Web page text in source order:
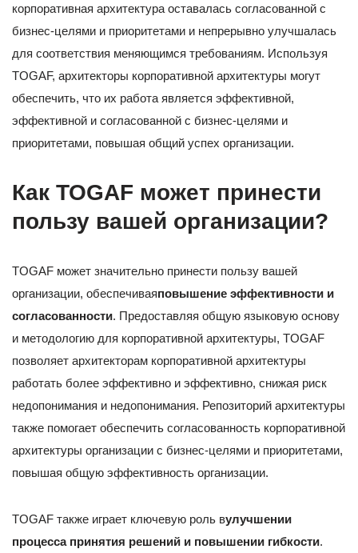
корпоративная архитектура оставалась согласованной с
бизнес-целями и приоритетами и непрерывно улучшалась
для соответствия меняющимся требованиям. Используя
TOGAF, архитекторы корпоративной архитектуры могут
обеспечить, что их работа является эффективной,
эффективной и согласованной с бизнес-целями и
приоритетами, повышая общий успех организации.
Как TOGAF может принести
пользу вашей организации?
TOGAF может значительно принести пользу вашей
организации, обеспечиваяповышение эффективности и
согласованности. Предоставляя общую языковую основу
и методологию для корпоративной архитектуры, TOGAF
позволяет архитекторам корпоративной архитектуры
работать более эффективно и эффективно, снижая риск
недопонимания и недопонимания. Репозиторий архитектуры
также помогает обеспечить согласованность корпоративной
архитектуры организации с бизнес-целями и приоритетами,
повышая общую эффективность организации.
TOGAF также играет ключевую роль вулучшении
процесса принятия решений и повышении гибкости.